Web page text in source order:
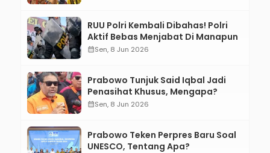
RUU Polri Kembali Dibahas! Polri
Aktif Bebas Menjabat Di Manapun
calendar_monthSen, 8 Jun 2026
Prabowo Tunjuk Said Iqbal Jadi
Penasihat Khusus, Mengapa?
calendar_monthSen, 8 Jun 2026
Prabowo Teken Perpres Baru Soal
UNESCO, Tentang Apa?